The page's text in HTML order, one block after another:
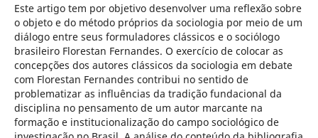
Este artigo tem por objetivo desenvolver uma reflexão sobre
o objeto e do método próprios da sociologia por meio de um
diálogo entre seus formuladores clássicos e o sociólogo
brasileiro Florestan Fernandes. O exercício de colocar as
concepções dos autores clássicos da sociologia em debate
com Florestan Fernandes contribui no sentido de
problematizar as influências da tradição fundacional da
disciplina no pensamento de um autor marcante na
formação e institucionalização do campo sociológico de